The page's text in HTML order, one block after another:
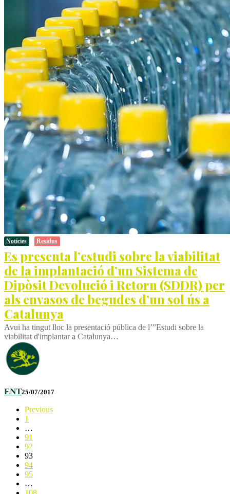
Notícies Residus
Es presenta l’estudi sobre la viabilitat
de la implantació d’un Sistema de
Dipòsit Devolució i Retorn (SDDR) per
als envasos de begudes d’un sol ús a
Catalunya
Avui ha tingut lloc la presentació pública de l’”Estudi sobre la
viabilitat d'implantar a Catalunya…
ENT25/07/2017
Previous
1
…
91
92
93
94
95
…